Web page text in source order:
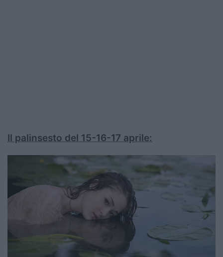
Il palinsesto del 15-16-17 aprile: